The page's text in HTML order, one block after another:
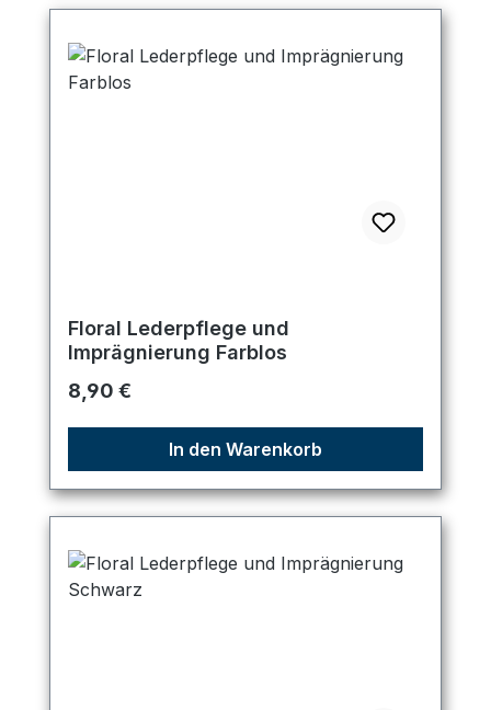
Floral Lederpflege und
Imprägnierung Farblos
Regulärer Preis:
8,90 €
In den Warenkorb